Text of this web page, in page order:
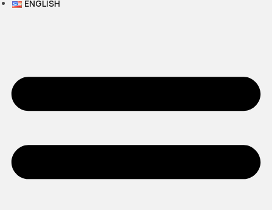
ENGLISH